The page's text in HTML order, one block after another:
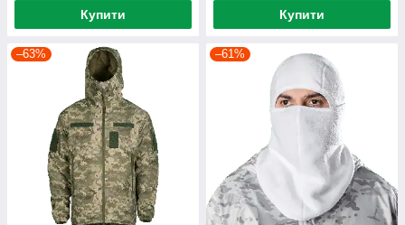
Купити Купити
–63% –61%